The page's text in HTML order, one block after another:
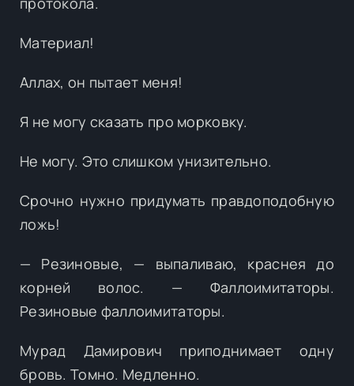
Материал!
Аллах, он пытает меня!
Я не могу сказать про морковку.
Не могу. Это слишком унизительно.
Срочно нужно придумать правдоподобную
ложь!
— Резиновые, — выпаливаю, краснея до
корней волос. — Фаллоимитаторы.
Резиновые фаллоимитаторы.
Мурад Дамирович приподнимает одну
бровь. Томно. Медленно.